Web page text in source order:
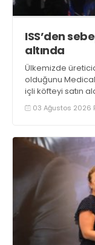
ISS’den
altında
Ülkemizde
olduğunu
içli köfteyi satın
eden Danimarka
dava ile gıda
03 Ağustos 2026